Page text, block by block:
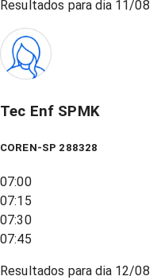
Resultados para dia 11/08
Tec Enf SPMK
COREN-SP 288328
07:00
07:15
07:30
07:45
Resultados para dia 12/08